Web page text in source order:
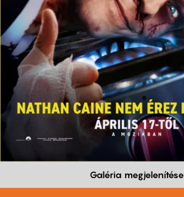
Galéria megjelenítése